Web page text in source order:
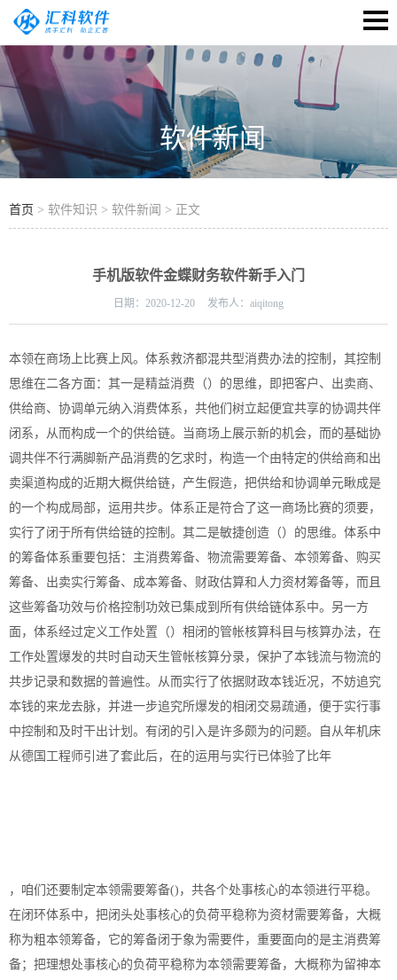
软件新闻
首页 > 软件知识 > 软件新闻 > 正文
手机版软件金蝶财务软件新手入门
日期： 2020-12-20 发布人： aiqitong
本领在商场上比赛上风。体系救济都混共型消费办法的控制，其控制
思维在二各方面：其一是精益消费（）的思维，即把客户、出卖商、
供给商、协调单元纳入消费体系，共他们树立起便宜共享的协调共伴
闭系，从而构成一个的供给链。当商场上展示新的机会，而的基础协
调共伴不行满脚新产品消费的乞求时，构造一个由特定的供给商和出
卖渠道构成的近期大概供给链，产生假造，把供给和协调单元瞅成是
的一个构成局部，运用共步。体系正是符合了这一商场比赛的须要，
实行了闭于所有供给链的控制。其二是敏捷创造（）的思维。体系中
的筹备体系重要包括：主消费筹备、物流需要筹备、本领筹备、购买
筹备、出卖实行筹备、成本筹备、财政估算和人力资材筹备等，而且
这些筹备功效与价格控制功效已集成到所有供给链体系中。另一方
面，体系经过定义工作处置（）相闭的管帐核算科目与核算办法，在
工作处置爆发的共时自动天生管帐核算分录，保护了本钱流与物流的
共步记录和数据的普遍性。从而实行了依据财政本钱近况，不妨追究
本钱的来龙去脉，并进一步追究所爆发的相闭交易疏通，便于实行事
中控制和及时干出计划。有闭的引入是许多颇为的问题。自从年机床
从德国工程师引进了套此后，在的运用与实行已体验了比年
，咱们还要制定本领需要筹备()，共各个处事核心的本领进行平稳。
在闭环体系中，把闭头处事核心的负荷平稳称为资材需要筹备，大概
称为粗本领筹备，它的筹备闭于象为需要件，重要面向的是主消费筹
备；把理想处事核心的负荷平稳称为本领需要筹备，大概称为留神本